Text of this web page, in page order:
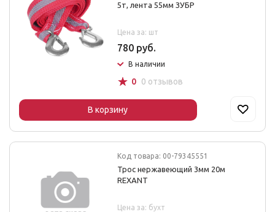
5т, лента 55мм ЗУБР
Цена за: шт
780 руб.
В наличии
☆ 0 0 отзывов
В корзину
Код товара: 00-79345551
Трос нержавеющий 3мм 20м
REXANT
Цена за: бухт